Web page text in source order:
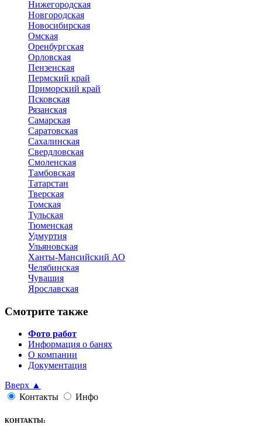
Нижегородская
Новгородская
Новосибирская
Омская
Оренбургская
Орловская
Пензенская
Пермский край
Приморский край
Псковская
Рязанская
Самарская
Саратовская
Сахалинская
Свердловская
Смоленская
Тамбовская
Татарстан
Тверская
Томская
Тульская
Тюменская
Удмуртия
Ульяновская
Ханты-Мансийский АО
Челябинская
Чувашия
Ярославская
Смотрите также
Фото работ
Информация о банях
О компании
Документация
Вверх ▲
Контакты
Инфо
КОНТАКТЫ: